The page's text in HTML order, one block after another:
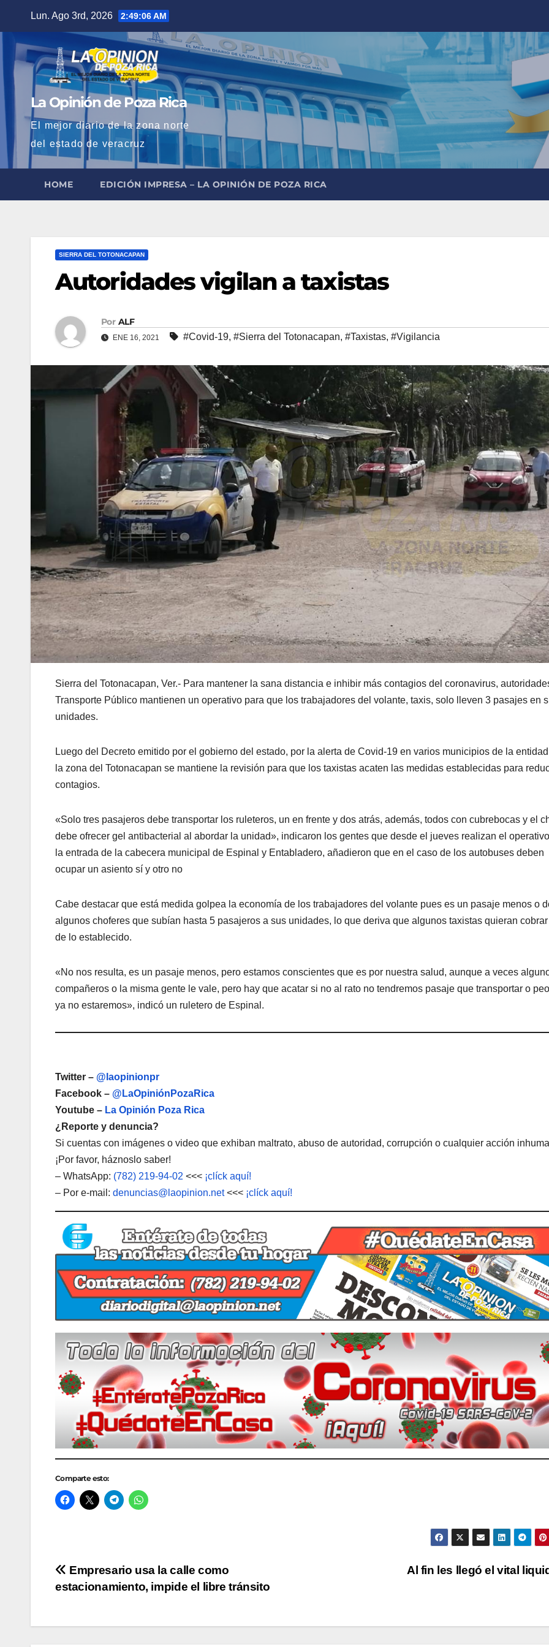
contenido
Lun. Ago 3rd, 2026 2:49:07 AM
La Opinión de Poza Rica
El mejor diario de la zona norte
del estado de veracruz
HOME EDICIÓN IMPRESA – LA OPINIÓN DE POZA RICA
SIERRA DEL TOTONACAPAN
Autoridades vigilan a taxistas
Por ALF
ENE 16, 2021 #Covid-19, #Sierra del Totonacapan, #Taxistas, #Vigilancia
Sierra del Totonacapan, Ver.- Para mantener la sana distancia e inhibir más contagios del coronavirus,
Transporte Público mantienen un operativo para que los trabajadores del volante, taxis, solo lleven 3 pasajes en
unidades.
Luego del Decreto emitido por el gobierno del estado, por la alerta de Covid-19 en varios municipios de la
la zona del Totonacapan se mantiene la revisión para que los taxistas acaten las medidas establecidas para
contagios.
«Solo tres pasajeros debe transportar los ruleteros, un en frente y dos atrás, además, todos con cubrebocas y el
debe ofrecer gel antibacterial al abordar la unidad», indicaron los gentes que desde el jueves realizan el
la entrada de la cabecera municipal de Espinal y Entabladero, añadieron que en el caso de los autobuses deben
ocupar un asiento sí y otro no
Cabe destacar que está medida golpea la economía de los trabajadores del volante pues es un pasaje menos o
algunos choferes que subían hasta 5 pasajeros a sus unidades, lo que deriva que algunos taxistas quieran
de lo establecido.
«No nos resulta, es un pasaje menos, pero estamos conscientes que es por nuestra salud, aunque a veces
compañeros o la misma gente le vale, pero hay que acatar si no al rato no tendremos pasaje que transportar o
ya no estaremos», indicó un ruletero de Espinal.
Twitter – @laopinionpr
Facebook – @LaOpiniónPozaRica
Youtube – La Opinión Poza Rica
¿Reporte y denuncia?
Si cuentas con imágenes o video que exhiban maltrato, abuso de autoridad, corrupción o cualquier acción
¡Por favor, háznoslo saber!
– WhatsApp: (782) 219-94-02 <<< ¡clíck aquí!
– Por e-mail: denuncias@laopinion.net<<< ¡clíck aquí!
Comparte esto:
Navegación
entradas
Al fin les llegó el vital
Empresario usa la calle como
estacionamiento, impide el libre tránsito